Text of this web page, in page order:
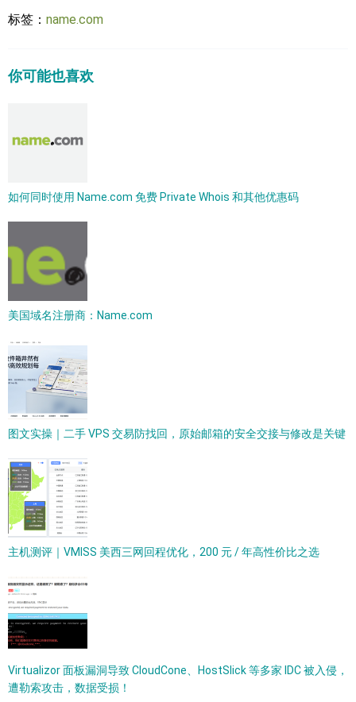
标签： name.com
你可能也喜欢
如何同时使用 Name.com 免费 Private Whois 和其他优惠码
美国域名注册商：Name.com
图文实操｜二手 VPS 交易防找回，原始邮箱的安全交接与修改是关键
主机测评｜VMISS 美西三网回程优化，200 元 / 年高性价比之选
Virtualizor 面板漏洞导致 CloudCone、HostSlick 等多家 IDC 被入侵，
遭勒索攻击，数据受损！